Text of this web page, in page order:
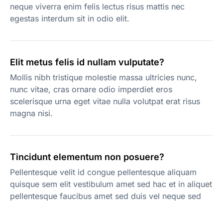
neque viverra enim felis lectus risus mattis nec
egestas interdum sit in odio elit.
Elit metus felis id nullam vulputate?
Mollis nibh tristique molestie massa ultricies nunc,
nunc vitae, cras ornare odio imperdiet eros
scelerisque urna eget vitae nulla volutpat erat risus
magna nisi.
Tincidunt elementum non posuere?
Pellentesque velit id congue pellentesque aliquam
quisque sem elit vestibulum amet sed hac et in aliquet
pellentesque faucibus amet sed duis vel neque sed